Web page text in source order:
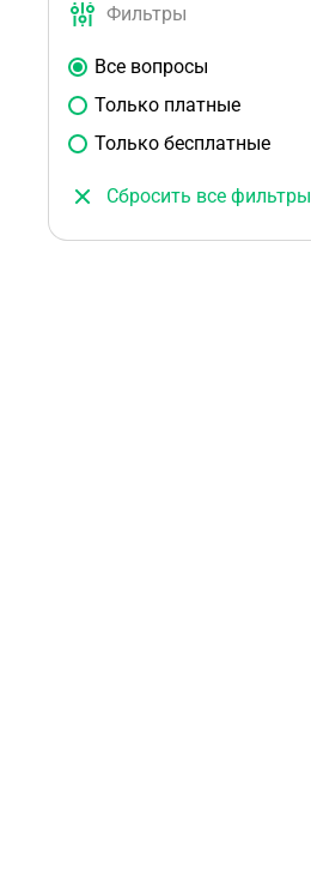
Фильтры
Все вопросы
Только платные
Только бесплатные
Сбросить все фильтры